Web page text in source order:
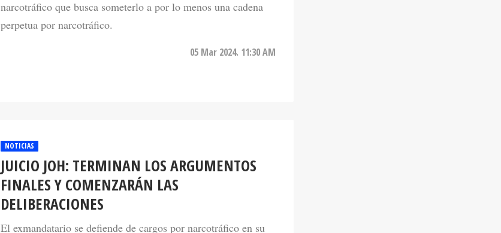
perpetua por narcotráfico.
JUICIO JOH: TERMINAN LOS ARGUMENTOS
FINALES Y COMENZARÁN LAS
DELIBERACIONES
El exmandatario se defiende de cargos por narcotráfico en su
propio juicio en la última parte del mismo que concluirá hoy